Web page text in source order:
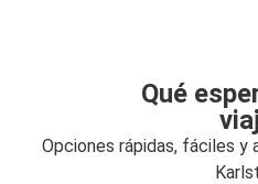
Qué
Opciones rápidas, fáciles y